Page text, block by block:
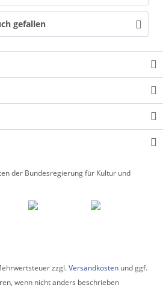
gefallen
der Bundesregierung für Kultur und
zzgl.Versandkosten und ggf.
wenn nicht anders beschrieben